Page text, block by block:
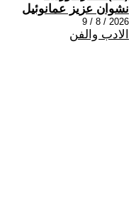
نشوان عزيز عمانوئيل
2026 / 8 / 9
الادب والفن